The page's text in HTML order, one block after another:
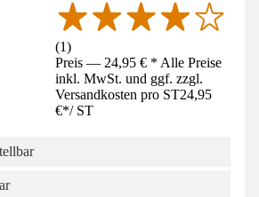
(1)
Preis — 24,95 € * Alle Preise
inkl. MwSt. und ggf. zzgl.
Versandkosten pro ST24,95
€*/ ST